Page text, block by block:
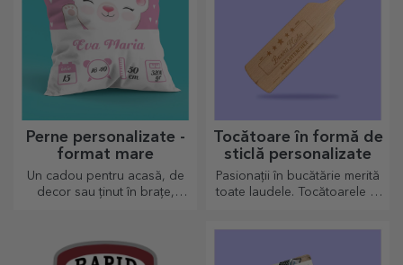
Perne personalizate -
format mare
Un cadou pentru acasă, de
decor sau ținut în brațe,
Tocătoare în formă de
sticlă personalizate
Pasionații în bucătărie merită
toate laudele. Tocătoarele în